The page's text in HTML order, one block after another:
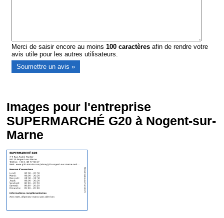
Merci de saisir encore au moins100 caractères afin de rendre votre
avis utile pour les autres utilisateurs.
Images pour l'entreprise
SUPERMARCHÉ G20 à Nogent-sur-
Marne